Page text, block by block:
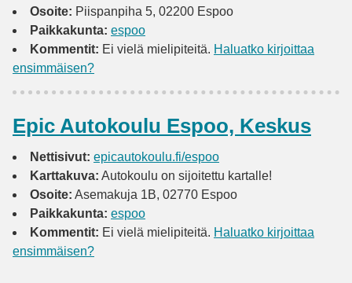
Osoite: Piispanpiha 5, 02200 Espoo
Paikkakunta: espoo
Kommentit: Ei vielä mielipiteitä. Haluatko kirjoittaa
ensimmäisen?
Epic Autokoulu Espoo, Keskus
Nettisivut: epicautokoulu.fi/espoo
Karttakuva: Autokoulu on sijoitettu kartalle!
Osoite: Asemakuja 1B, 02770 Espoo
Paikkakunta: espoo
Kommentit: Ei vielä mielipiteitä. Haluatko kirjoittaa
ensimmäisen?